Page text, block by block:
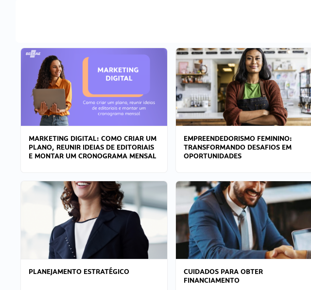
MARKETING DIGITAL: COMO CRIAR UM
PLANO, REUNIR IDEIAS DE EDITORIAIS
E MONTAR UM CRONOGRAMA MENSAL
EMPREENDEDORISMO FEMININO:
TRANSFORMANDO DESAFIOS EM
OPORTUNIDADES
PLANEJAMENTO ESTRATÉGICO
CUIDADOS PARA OBTER
FINANCIAMENTO